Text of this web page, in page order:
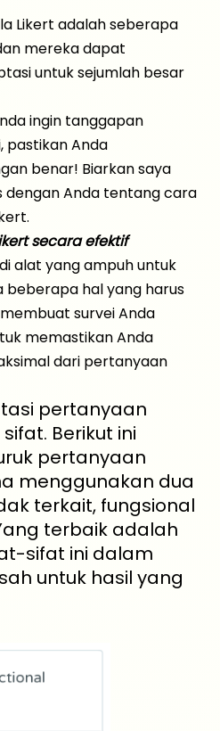
Likert adalah seberapa
mereka dapat
untuk sejumlah besar
ingin tanggapan
pastikan Anda
benar! Biarkan saya
Anda tentang cara
secara efektif
alat yang ampuh untuk
beberapa hal yang harus
survei Anda
memastikan Anda
dari pertanyaan
pertanyaan
Berikut ini
pertanyaan
menggunakan dua
terkait, fungsional
terbaik adalah
sifat ini dalam
untuk hasil yang